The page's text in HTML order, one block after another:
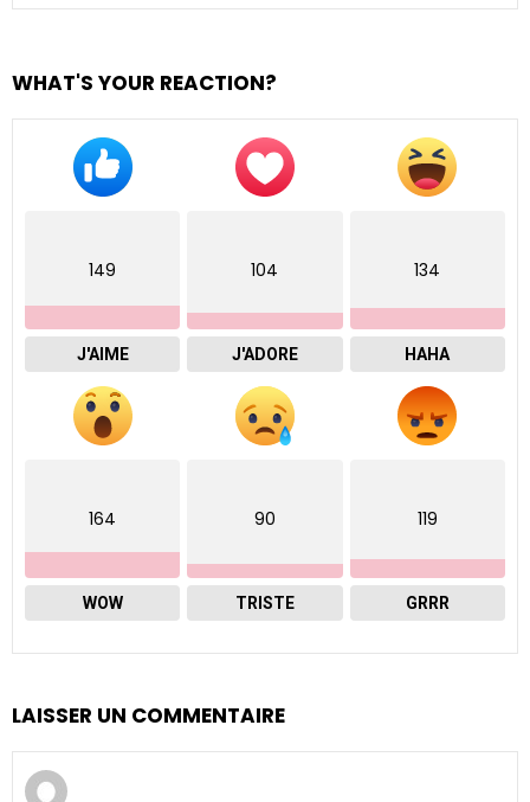
WHAT'S YOUR REACTION?
149
J'AIME
104
J'ADORE
134
HAHA
164
WOW
90
TRISTE
119
GRRR
LAISSER UN COMMENTAIRE